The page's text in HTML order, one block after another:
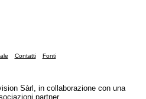
Contatti Fonti
Sàrl, in collaborazione con una
partner.